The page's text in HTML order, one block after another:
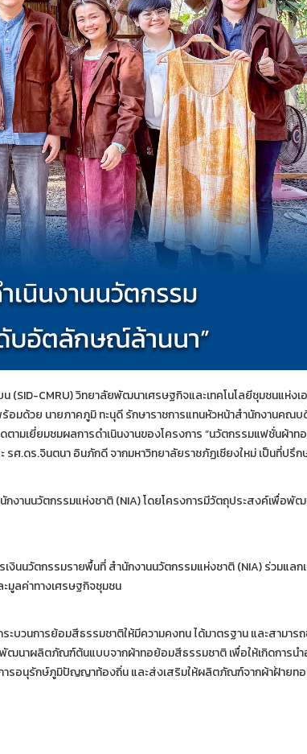
CMRU) วิทยาลัยพัฒนาเศรษฐกิจและเทคโนโลยีชุมชนแห่งเ
มด้วย นายภาคภูมิ ทะนุดี รักษาราชการแทนหัวหน้าสำนักงานคณบ
มเยี่ยมชมผลการดำเนินงานของโครงการ “นวัตกรรมแฟชั่นผ้าท
.ดร.จินตนา อินภักดี จากมหาวิทยาลัยราชภัฏเชียงใหม่ เป็นที่ปรึก
งานนวัตกรรมแห่งชาติ (NIA) โดยโครงการมีวัตถุประสงค์เพื่อพั
นวัตกรรมรายพื้นที่ สำนักงานนวัตกรรมแห่งชาติ (NIA) ร่วมแลก
มูลค่าทางเศรษฐกิจชุมชน
วนการย้อมสีธรรมชาติให้มีความคงทน ได้มาตรฐาน และสามาร
ฒนาผลิตภัณฑ์ต้นแบบจากผ้าทอย้อมสีธรรมชาติ เพื่อให้เกิดการน
ารอนุรักษ์ภูมิปัญญาท้องถิ่น และส่งเสริมให้ผลิตภัณฑ์จากผ้าฝ้ายท